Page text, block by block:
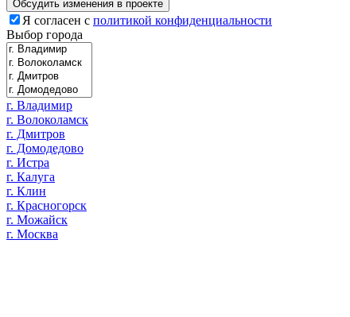
Я согласен с политикой конфиденциальности
Выбор города
г. Владимир
г. Волоколамск
г. Дмитров
г. Домодедово
г. Истра
г. Калуга
г. Клин
г. Красногорск
г. Можайск
г. Москва